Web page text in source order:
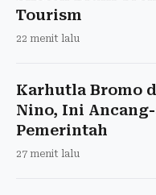
Tourism
22 menit lalu
Karhutla Bromo
Nino, Ini
Pemerintah
27 menit lalu